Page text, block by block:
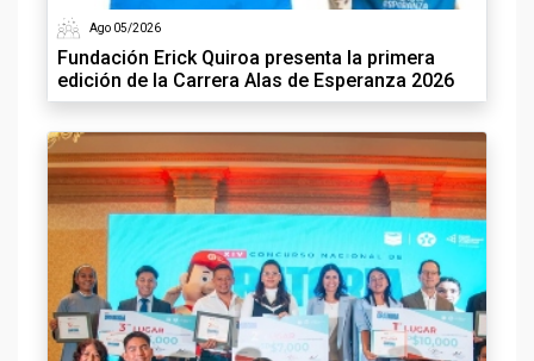
Ago 05/2026
Fundación Erick Quiroa presenta la primera
edición de la Carrera Alas de Esperanza 2026